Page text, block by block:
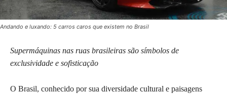
Andando e luxando: 5 carros caros que existem no Brasil
Supermáquinas nas ruas brasileiras são símbolos de
exclusividade e sofisticação
O Brasil, conhecido por sua diversidade cultural e paisagens